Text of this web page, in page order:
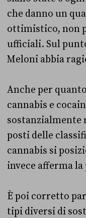
che danno un
ottimistico, non
ufficiali. Sul
Meloni abbia
Anche per
cannabis e
sostanzialmente
posti delle
cannabis si
invece afferma
È poi corretto
tipi diversi di